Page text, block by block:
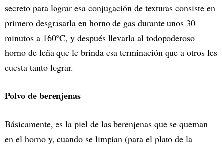
secreto para lograr esa conjugación de texturas consiste en
primero desgrasarla en horno de gas durante unos 30
minutos a 160°C, y después llevarla al todopoderoso
horno de leña que le brinda esa terminación que a otros les
cuesta tanto lograr.
Polvo de berenjenas
Básicamente, es la piel de las berenjenas que se queman
en el horno y, cuando se limpian (para el plato de la